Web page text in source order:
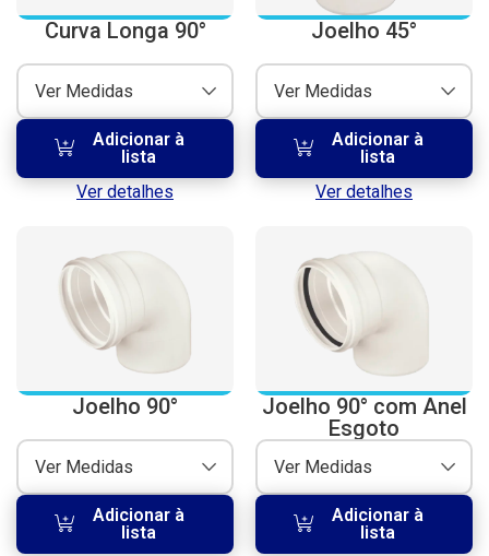
Curva Longa 90°
Ver Medidas
Adicionar à
lista
Ver detalhes
Joelho 45°
Ver Medidas
Adicionar à
lista
Ver detalhes
Joelho 90°
Ver Medidas
Adicionar à
lista
Joelho 90° com Anel
Esgoto
Ver Medidas
Adicionar à
lista